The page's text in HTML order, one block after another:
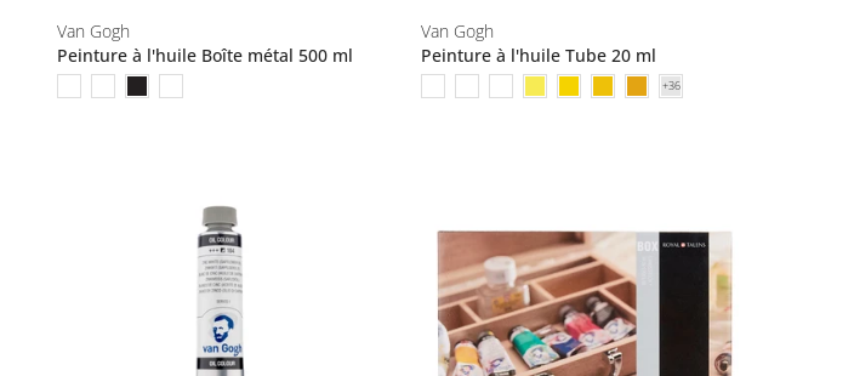
Van Gogh
Peinture à l'huile Boîte métal 500 ml
Van Gogh
Peinture à l'huile Tube 20 ml